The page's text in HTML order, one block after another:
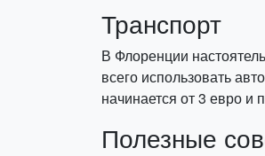
Транспорт
В Флоренции
всего использовать
начинается от 3 евро и
Полезные